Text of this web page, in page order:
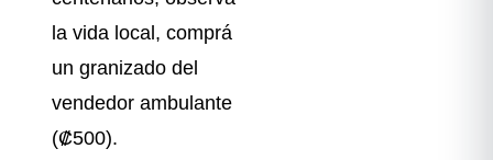
la vida local, comprá
un granizado del
vendedor ambulante
(₡500).